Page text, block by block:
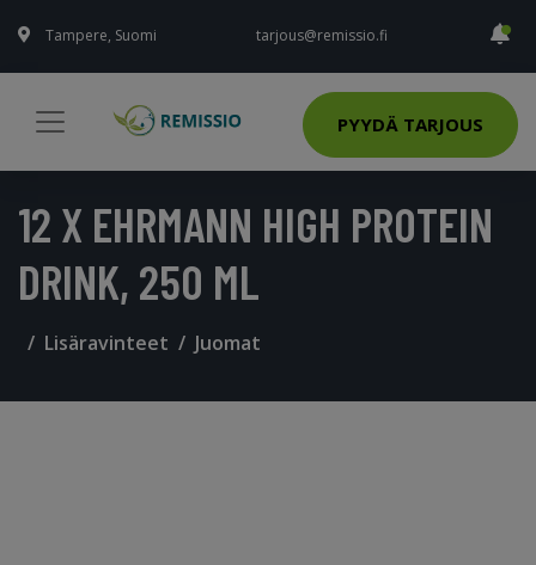
Tampere, Suomi tarjous@remissio.fi
PYYDÄ TARJOUS
12 X EHRMANN HIGH PROTEIN
DRINK, 250 ML
Lisäravinteet Juomat